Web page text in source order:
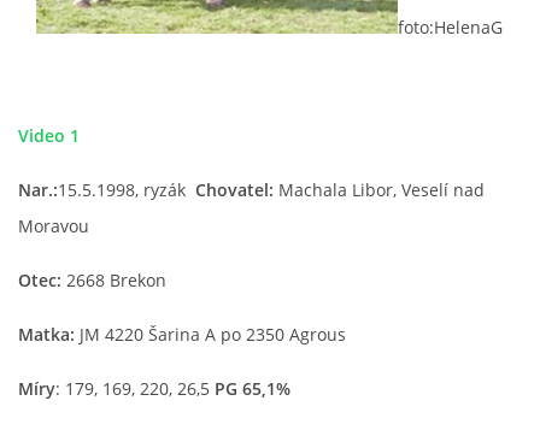
ODCHOVY / LITTERS
ARCHIV NOVINEK
foto:HelenaG
Video 1
Nar.:15.5.1998, ryzák Chovatel: Machala Libor, Veselí nad
Moravou
Otec: 2668 Brekon
Matka: JM 4220 Šarina A po 2350 Agrous
Míry: 179, 169, 220, 26,5 PG 65,1%